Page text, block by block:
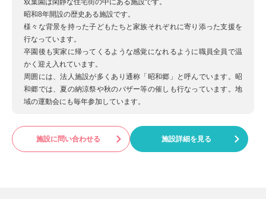
双葉園は閑静な住宅街の中にある施設です。
昭和8年開設の歴史ある施設です。
様々な背景を持った子どもたちと家族それぞれに寄り添った支援を
行なっています。
卒園後も実家に帰ってくるような感覚になれるように職員全員で温
かく迎え入れています。
周囲には、法人施設が多くあり通称「昭和郷」と呼んでいます。昭
和郷では、夏の納涼祭や秋のバザー等の催しも行なっています。地
域の運動会にも毎年参加しています。
施設に問い合わせる 施設詳細を見る